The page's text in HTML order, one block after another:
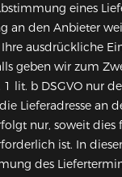
eines
an den Anbieter
Ihre ausdrückliche
geben wir zum
1 lit. b DSGVO nur
Lieferadresse an
nur, soweit dies
ist. In
des